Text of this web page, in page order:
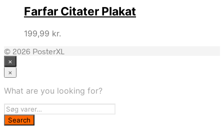
Farfar Citater Plakat
199,99 kr.
© 2026 PosterXL
×
×
What are you looking for?